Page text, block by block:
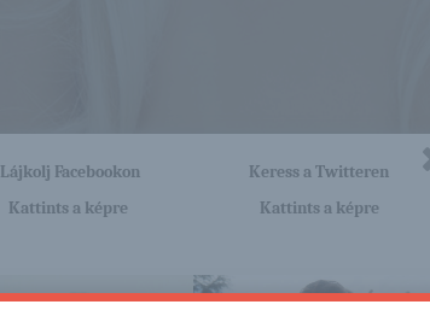
Lájkolj Facebookon
Kattints a képre
Keress a Twitteren
Kattints a képre